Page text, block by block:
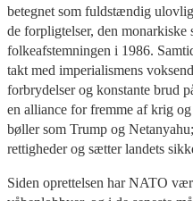
betegnet som fuldstændig
de forpligtelser, den monarkiske
folkeafstemningen i 1986.
takt med imperialismens
forbrydelser og konstante brud
en alliance for fremme af krig
bøller som Trump og
rettigheder og sætter landets
Siden oprettelsen har NATO